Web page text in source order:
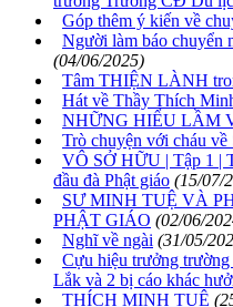
Góp thêm ý kiến về
Người làm báo chuyển
(04/06/2025)
Tâm THIỆN LÀNH
Hát về Thầy Thích
NHỮNG HIỂU LẦM
Trò chuyện với cháu
VÔ SỞ HỮU | Tập 1 |
đầu đà Phật giáo (15/07/
SƯ MINH TUỆ VÀ
PHẬT GIÁO (02/06/
Nghĩ về ngài (31/05/
Cựu hiệu trưởng
Lắk và 2 bị cáo khác
THÍCH MINH TUỆ